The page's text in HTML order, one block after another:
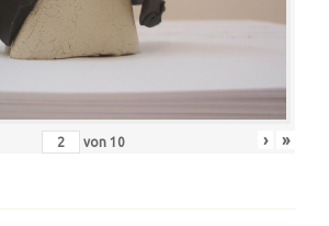
von 10 › »